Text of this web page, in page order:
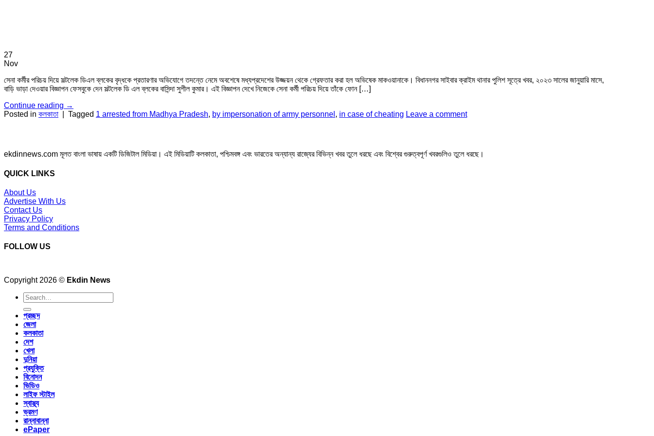
27
Nov
সেনা কর্মীর পরিচয় দিয়ে সল্টলেক ডিএল ব্লকের বৃদ্ধকে প্রতারণার অভিযোগে তদন্তে নেমে অবশেষে মধ্যপ্রদেশের উজ্জয়ন থেকে গ্রেফতার করা হল অভিষেক মাকওয়ানাকে। বিধাননগর সাইবার ক্রাইম থানার পুলিশ সূত্রে খবর, ২০২৩ সালের জানুয়ারি মাসে,
বাড়ি ভাড়া দেওয়ার বিজ্ঞাপন ফেসবুকে দেন সল্টলেক ডি এল ব্লকের বাসিন্দা সুশীল কুমার। এই বিজ্ঞাপন দেখে নিজেকে সেনা কর্মী পরিচয় দিয়ে তাঁকে ফোন […]
Continue reading →
Posted in কলকাতা Tagged 1 arrested from Madhya Pradesh, by impersonation of army personnel , in case of cheating Leave a comment
ekdinnews.com মূলত বাংলা ভাষায় একটি ডিজিটাল মিডিয়া। এই মিডিয়াটি কলকাতা, পশ্চিমবঙ্গ এবং ভারতের অন্যান্য রাজ্যের বিভিন্ন খবর তুলে ধরছে এবং বিশ্বের গুরুত্বপূর্ণ খবরগুলিও তুলে ধরছে।
QUICK LINKS
About Us
Advertise With Us
Contact Us
Privacy Policy
Terms and Conditions
FOLLOW US
Copyright 2026 © Ekdin News
প্রচ্ছদ
জেলা
কলকাতা
দেশ
খেলা
দুনিয়া
প্রযুক্তি
বিনোদন
ভিডিও
লাইফ স্টাইল
স্বাস্থ্য
ভ্রমণ
রান্নাবান্না
ePaper